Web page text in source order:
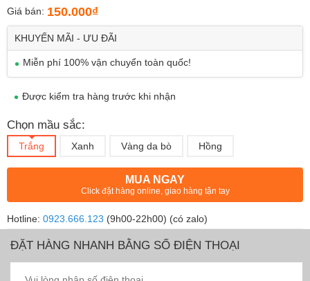
Giá bán: 150.000₫
KHUYẾN MÃI - ƯU ĐÃI
Miễn phí 100% vận chuyển toàn quốc!
Được kiểm tra hàng trước khi nhận
Chọn mầu sắc:
Trắng Xanh Vàng da bò Hồng
MUA NGAY
Click đặt hàng online, giao hàng tận tay
Hotline: 0923.666.123 (9h00-22h00) (có zalo)
ĐẶT HÀNG NHANH BẰNG SỐ ĐIỆN THOẠI